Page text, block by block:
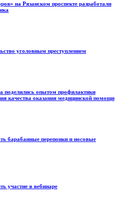
на Рязанском проспекте разработали
уголовным преступлением
поделились опытом профилактики
качества оказания медицинской помощи
барабанные перепонки и носовые
участие в вебинаре